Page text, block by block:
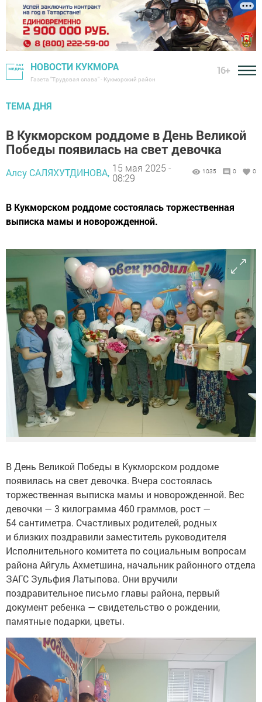
НОВОСТИ КУКМОРА
Газета "Трудовая слава" - Кукморский район
16+
ТЕМА ДНЯ
В Кукморском роддоме в День Великой
Победы появилась на свет девочка
Алсу САЛЯХУТДИНОВА, 15 мая 2025 -
08:29
1035 0 0
В Кукморском роддоме состоялась торжественная
выписка мамы и новорожденной.
В День Великой Победы в Кукморском роддоме
появилась на свет девочка. Вчера состоялась
торжественная выписка мамы и новорожденной. Вес
девочки — 3 килограмма 460 граммов, рост —
54 сантиметра. Счастливых родителей, родных
и близких поздравили заместитель руководителя
Исполнительного комитета по социальным вопросам
района Айгуль Ахметшина, начальник районного отдела
ЗАГС Зульфия Латыпова. Они вручили
поздравительное письмо главы района, первый
документ ребенка — свидетельство о рождении,
памятные подарки, цветы.